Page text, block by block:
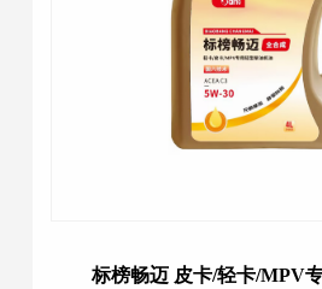
标榜畅迈 皮卡/轻卡/MPV